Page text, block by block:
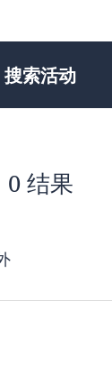
搜索活动
0 结果